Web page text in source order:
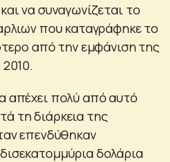
να συναγωνίζεται το
που καταγράφηκε το
από την εμφάνιση της
απέχει πολύ από αυτό
τη διάρκεια της
επενδύθηκαν
δολάρια